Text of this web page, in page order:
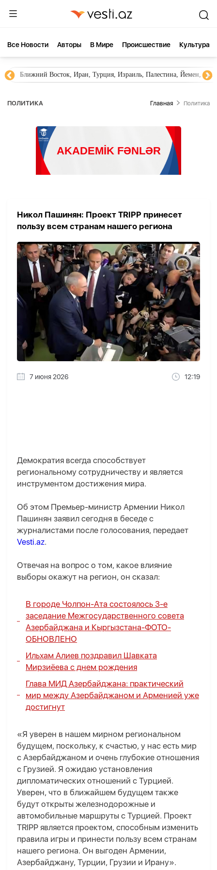
Все Новости Aвторы В Мире Происшествие Культура
Ближний Восток, Иран, Турция, Израиль, Палестина, Йемен,
ПОЛИТИКА Главная Политика
Никол Пашинян: Проект TRIPP принесет
пользу всем странам нашего региона
7 июня 2026 12:19
Демократия всегда способствует
региональному сотрудничеству и является
инструментом достижения мира.
Об этом Премьер-министр Армении Никол
Пашинян заявил сегодня в беседе с
журналистами после голосования, передает
Vesti.az.
Отвечая на вопрос о том, какое влияние
выборы окажут на регион, он сказал:
В городе Чолпон-Ата состоялось 3-е
заседание Межгосударственного совета
Азербайджана и Кыргызстана-ФОТО-
ОБНОВЛЕНО
Ильхам Алиев поздравил Шавката
Мирзиёева с днем рождения
Глава МИД Азербайджана: практический
мир между Азербайджаном и Арменией уже
достигнут
«Я уверен в нашем мирном региональном
будущем, поскольку, к счастью, у нас есть мир
с Азербайджаном и очень глубокие отношения
с Грузией. Я ожидаю установления
дипломатических отношений с Турцией.
Уверен, что в ближайшем будущем также
будут открыты железнодорожные и
автомобильные маршруты с Турцией. Проект
TRIPP является проектом, способным изменить
правила игры и принести пользу всем странам
нашего региона. Он выгоден Армении,
Азербайджану, Турции, Грузии и Ирану».